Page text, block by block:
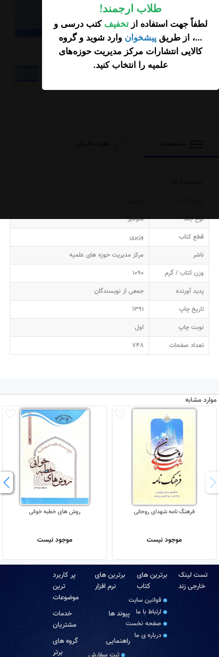
طلاب ارجمند!
لطفاً جهت استفاده از تخفیف کتب درسی و
...، از طریق پیشخوان وارد شوید و گروه
کالایی انتشارات مرکز مدیریت حوزه‌های
علمیه را انتخاب کنید.
افزودن محصول به
سبد خرید
نوع جلد
شومیز
قطع کتاب
وزیری
ناشر
مرکز مدیریت حوزه های علمیه
وزن کتاب / گرم
1090
پدید آورنده
جمعی از نویسندگان
تاریخ چاپ
1391
نوبت چاپ
اول
تعداد صفحات
748
موارد مشابه
فرهنگ نامه شهدای روحانی
موجود نیست
روش های خطبه خوانی
موجود نیست
تست لینک
خارجی زند
برترین های
کتاب
قوانین سایت
ارتباط با ما
صفحه نخست
درباره‏ ی ما
برترین های
نرم افزار
پر کاربرد
ترین
موضوعات
پیوند ها
خدمات
مشتریان
راهنمایی
ثبت سفارش
گروه های
برتر